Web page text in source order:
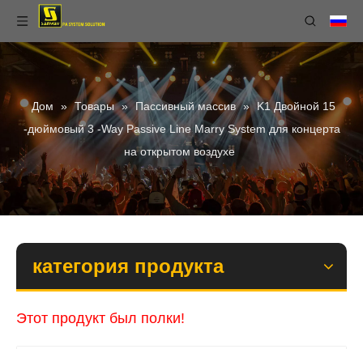
Дом » Товары » Пассивный массив » K1 Двойной 15
-дюймовый 3 -Way Passive Line Marry System для концерта
на открытом воздухе
категория продукта
Этот продукт был полки!